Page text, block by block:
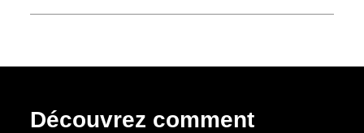
Découvrez comment